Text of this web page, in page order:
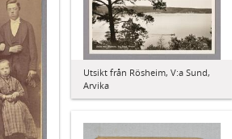
Utsikt från Rösheim, V:a Sund,
Arvika